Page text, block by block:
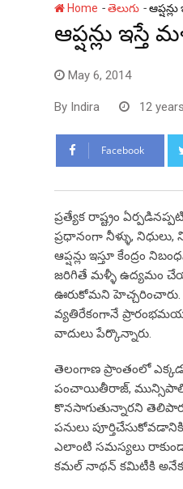
Home -తెలుగు -
ఆప్షన్లు
May 6, 2014
By Indira 12
Facebook
ప్రత్యేక రాష్ట్రం
ప్రధానంగా నీళ్ళు,
ఆప్షన్లు ఇస్తూ కేంద్రం
జరిగితే మళ్ళీ ఉద్యమం
ఊరుకోమని హెచ్చరించారు.
వ్యతిరేకంగానే
వాదులు పేర్కొన్నారు.
తెలంగాణ ప్రాంతంలో
పంచాయితీరాజ్,
కొనసాగుతున్నారని
పనులు
ఎలాంటి సమస్యలు
కమల్ నాథన్ కమిటీకి అనేక